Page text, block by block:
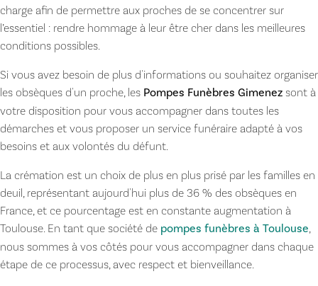
charge afin de permettre aux proches de se concentrer sur
l’essentiel : rendre hommage à leur être cher dans les meilleures
conditions possibles.
Si vous avez besoin de plus d'informations ou souhaitez organiser
les obsèques d'un proche, les Pompes Funèbres Gimenez sont à
votre disposition pour vous accompagner dans toutes les
démarches et vous proposer un service funéraire adapté à vos
besoins et aux volontés du défunt.
La crémation est un choix de plus en plus prisé par les familles en
deuil, représentant aujourd'hui plus de 36 % des obsèques en
France, et ce pourcentage est en constante augmentation à
Toulouse. En tant que société de pompes funèbres à Toulouse,
nous sommes à vos côtés pour vous accompagner dans chaque
étape de ce processus, avec respect et bienveillance.